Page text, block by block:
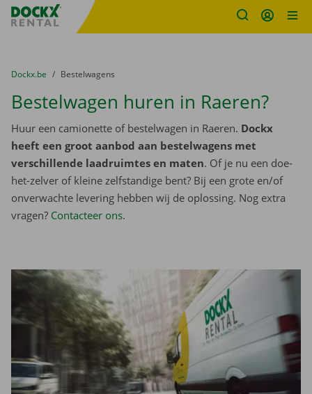
Fratello DEMO
U bevindt zich hier:
van
Dockx.be naar
Bestelwagens
Bestelwagen huren in Raeren?
Huur een camionette of bestelwagen in Raeren. Dockx
heeft een groot aanbod aan bestelwagens met
verschillende laadruimtes en maten. Of je nu een doe-
het-zelver of kleine zelfstandige bent? Bij een grote en/of
onverwachte levering hebben wij de oplossing. Nog extra
vragen? Contacteer ons.